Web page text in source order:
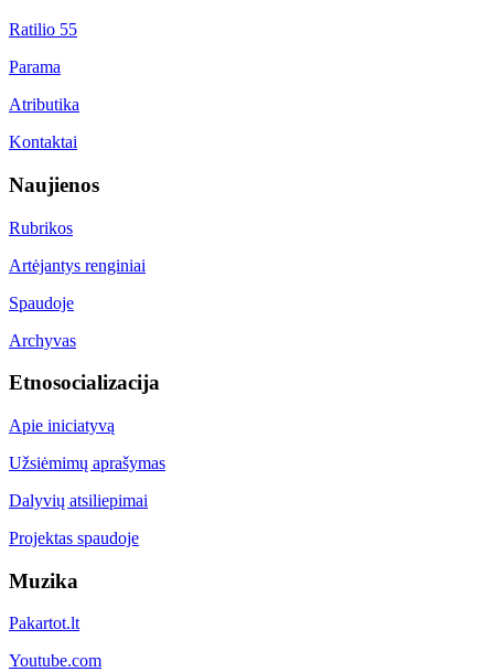
Ratilio 55
Parama
Atributika
Kontaktai
Naujienos
Rubrikos
Artėjantys renginiai
Spaudoje
Archyvas
Etnosocializacija
Apie iniciatyvą
Užsiėmimų aprašymas
Dalyvių atsiliepimai
Projektas spaudoje
Muzika
Pakartot.lt
Youtube.com